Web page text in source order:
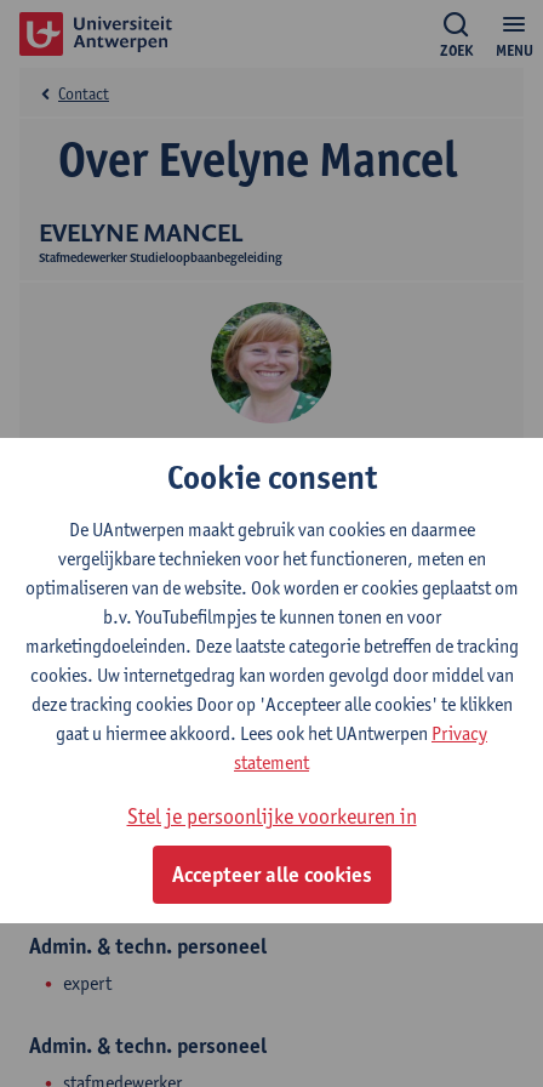
MENU
ZOEK
EVELYNE MANCEL
Stafmedewerker Studieloopbaanbegeleiding
Over Evelyne Mancel
Contact
Toon e-mailadres
Tel.+3232653684
Universiteitsplein 1
2610 Wilrijk, BEL
Dienst voor Studieadvies en Studentenbegeleiding
Statuut & functies
Admin. & techn. personeel
expert
Admin. & techn. personeel
Cookie consent
De UAntwerpen maakt gebruik van cookies en daarmee
vergelijkbare technieken voor het functioneren, meten en
optimaliseren van de website. Ook worden er cookies geplaatst om
b.v. YouTubefilmpjes te kunnen tonen en voor
marketingdoeleinden. Deze laatste categorie betreffen de tracking
cookies. Uw internetgedrag kan worden gevolgd door middel van
deze tracking cookies Door op 'Accepteer alle cookies' te klikken
gaat u hiermee akkoord. Lees ook het UAntwerpen Privacy
statement
Stel je persoonlijke voorkeuren in
Accepteer alle cookies